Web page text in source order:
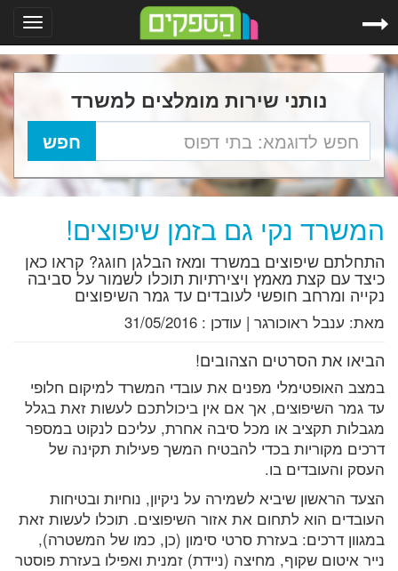
נותני שירות מומלצים למשרד
המשרד נקי גם בזמן שיפוצים!
התחלתם שיפוצים במשרד ומאז הבלגן חוגג? קראו כאן
כיצד עם קצת מאמץ ויצירתיות תוכלו לשמור על סביבה
נקייה ומרחב חופשי לעובדים עד גמר השיפוצים
מאת: ענבל ראוכורגר | עודכן : 31/05/2016
הביאו את הסרטים הצהובים!
במצב האופטימלי מפנים את עובדי המשרד למיקום חלופי
עד גמר השיפוצים, אך אם אין ביכולתכם לעשות זאת בגלל
מגבלות תקציב או מכל סיבה אחרת, עליכם לנקוט במספר
דרכים מקוריות בכדי להבטיח המשך פעילות תקינה של
העסק והעובדים בו.
הצעד הראשון שיביא לשמירה על ניקיון, נוחיות ובטיחות
העובדים הוא לתחום את אזור השיפוצים. תוכלו לעשות זאת
במגוון דרכים: בעזרת סרטי סימון (כן, כמו של המשטרה),
נייר איטום שקוף, מחיצה (ניידת) זמנית ואפילו בעזרת פוסטר